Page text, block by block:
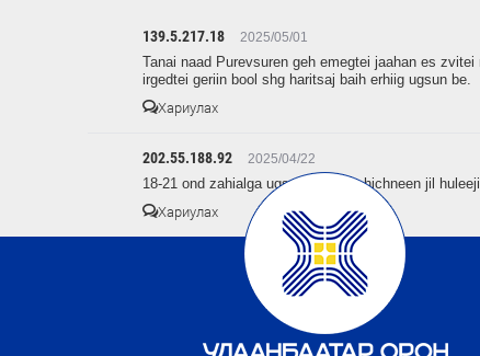
139.5.217.18 2025/05/01
Tanai naad Purevsuren geh emegtei jaahan es
irgedtei geriin bool shg haritsaj baih erhiig ugsun be.
Хариулах
202.55.188.92 2025/04/22
18-21 ond zahialga ugsun humuus hichneen jil
Хариулах